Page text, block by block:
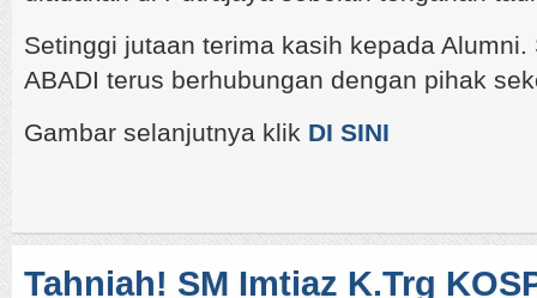
Setinggi jutaan terima kasih kepada Alumni.
ABADI terus berhubungan dengan pihak
Gambar selanjutnya klik DI SINI
Tahniah! SM Imtiaz K.Trg